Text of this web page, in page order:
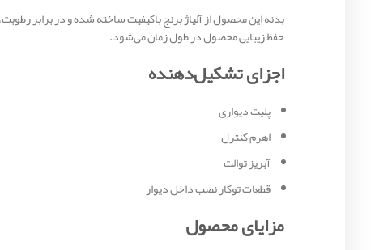
بدنه این محصول از آلیاژ برنج باکیفیت ساخته شده و در برابر
حفظ زیبایی محصول در طول زمان می‌شود.
اجزای تشکیل‌دهنده
پلیت دیواری
اهرم کنترل
آبریز توالت
قطعات توکار نصب داخل دیوار
مزایای محصول